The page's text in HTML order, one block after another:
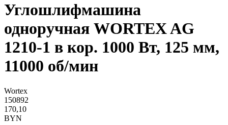
Углошлифмашина
одноручная WORTEX AG
1210-1 в кор. 1000 Вт, 125 мм,
11000 об/мин
Wortex
150892
170,10
BYN